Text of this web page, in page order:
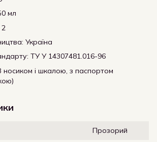
мл
Україна
ТУ У 14307481.016-96
носиком і шкалою, з паспортом
Прозорий